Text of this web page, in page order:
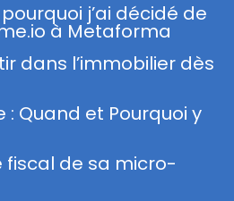
j’ai décidé de
à Metaforma
dans l’immobilier dès
Quand et Pourquoi y
fiscal de sa micro-